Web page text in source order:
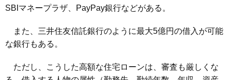
SBIマネープラザ、PayPay銀行などがある。
また、三井住友信託銀行のように最大5億円の借入が可能
な銀行もある。
ただし、こうした高額な住宅ローンは、審査も厳しくな